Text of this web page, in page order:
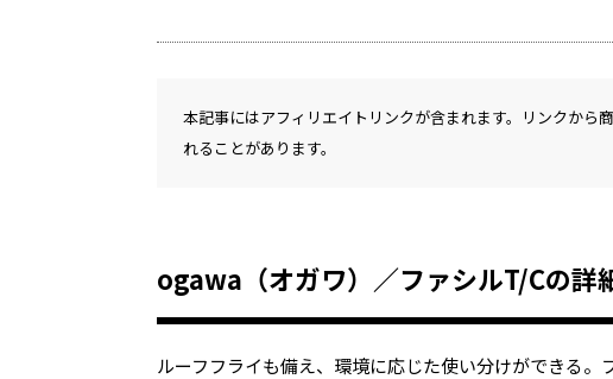
本記事にはアフィリエイトリンクが含まれます。リンクから
れることがあります。
ogawa（オガワ）／ファシルT/Cの詳
ルーフフライも備え、環境に応じた使い分けができる